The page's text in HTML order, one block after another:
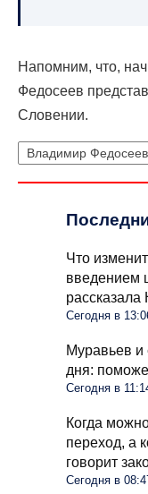
Напомним, что,
Федосеев
Словении.
Владимир Федосеев
Что
введением
Сегодня в
Муравьев и
дня:
Сегодня в
Когда
переход, а
говорит
Сегодня в